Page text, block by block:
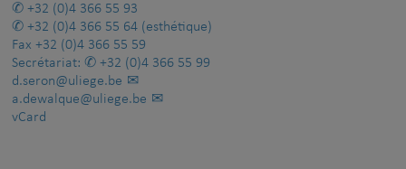
+32 (0)4 366 55 93
+32 (0)4 366 55 64 (esthétique)
Fax +32 (0)4 366 55 59
Secrétariat:
+32 (0)4 366 55 99
d.seron@uliege.be
a.dewalque@uliege.be
vCard